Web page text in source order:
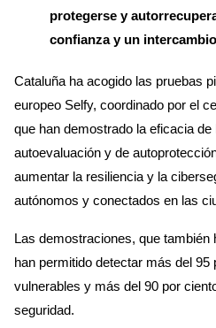
protegerse y
confianza y un
Cataluña ha acogido las pruebas
europeo Selfy, coordinado por el
que han demostrado la eficacia
autoevaluación y de
aumentar la resiliencia y la
autónomos y conectados en las
Las demostraciones, que también
han permitido detectar más del
vulnerables y más del 90 por
seguridad.